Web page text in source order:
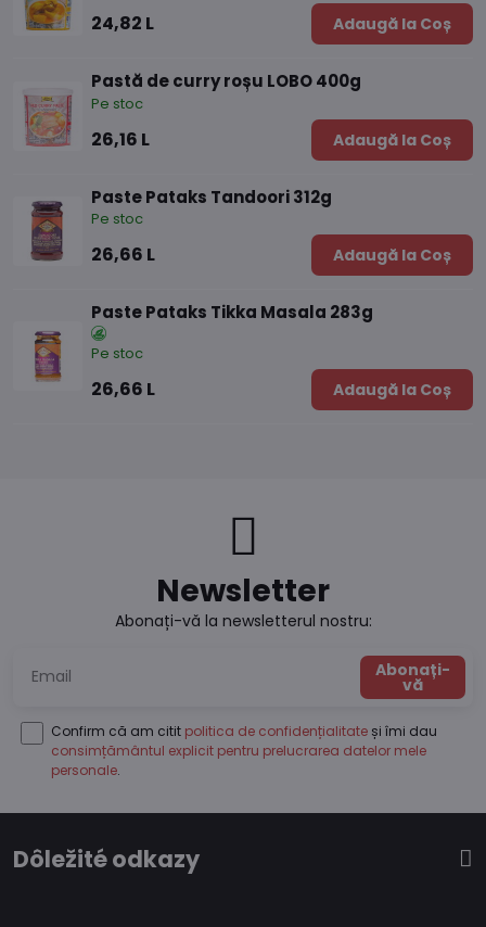
24,82 L Adaugă la Coș
Pastă de curry roșu LOBO 400g
Pe stoc
26,16 L Adaugă la Coș
Paste Pataks Tandoori 312g
Pe stoc
26,66 L Adaugă la Coș
Paste Pataks Tikka Masala 283g
Pe stoc
26,66 L Adaugă la Coș
Newsletter
Abonați-vă la newsletterul nostru:
Abonați-
vă
Confirm că am citit politica de confidențialitate și îmi dau
consimțământul explicit pentru prelucrarea datelor mele
personale.
Dôležité odkazy